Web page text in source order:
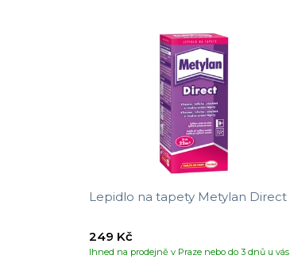
Lepidlo na tapety Metylan Direct
Ihned na prodejně v Praze nebo do 3 dnů u vás
249 Kč